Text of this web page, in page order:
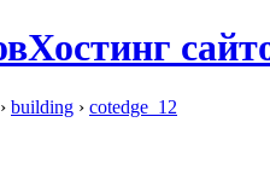
Хостинг
› building › cotedge_12